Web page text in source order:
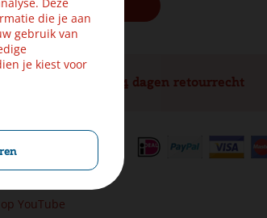
die je aan
gebruik van
je kiest voor
14 dagen retourrecht
YouTube